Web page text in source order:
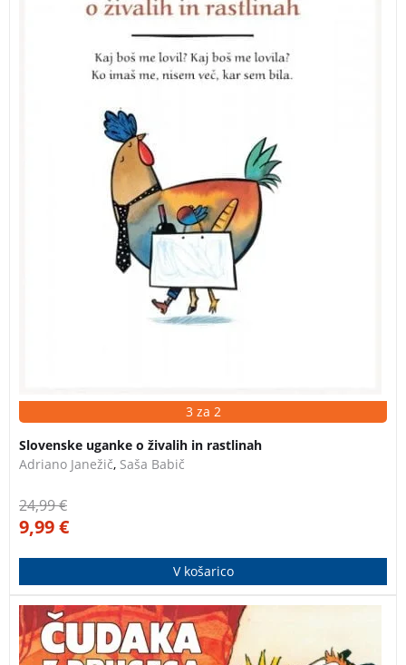
3 za 2
Slovenske uganke o živalih in rastlinah
Adriano Janežič, Saša Babič
24,99€
9,99€
V košarico
Čudaka z drugega planeta je druga v seriji stripov o
legendarnih junakih Calvinu in Hobbesu.